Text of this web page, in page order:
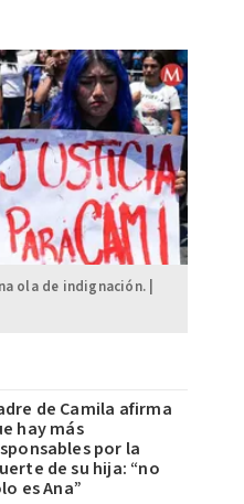
ola de indignación. |
de Camila afirma
hay más
por la
de su hija: “no
es Ana”